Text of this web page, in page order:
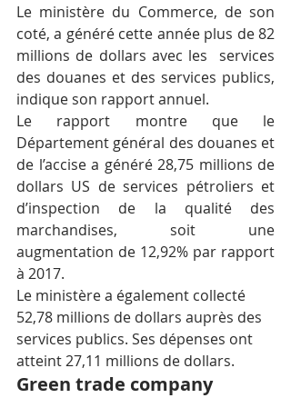
Le ministère du Commerce, de son
coté, a généré cette année plus de 82
millions de dollars avec les  services
des douanes et des services publics,
indique son rapport annuel.
Le rapport montre que le
Département général des douanes et
de l’accise a généré 28,75 millions de
dollars US de services pétroliers et
d’inspection de la qualité des
marchandises, soit une
augmentation de 12,92% par rapport
à 2017.
Le ministère a également collecté
52,78 millions de dollars auprès des
services publics. Ses dépenses ont
atteint 27,11 millions de dollars.
Green trade company